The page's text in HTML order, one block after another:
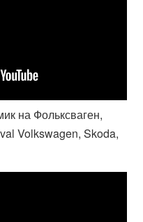
на Фольксваген,
Volkswagen, Skoda,